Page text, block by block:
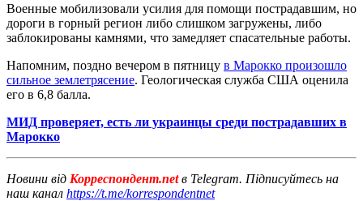
Военные мобилизовали усилия для помощи пострадавшим, но
дороги в горный регион либо слишком загружены, либо
заблокированы камнями, что замедляет спасательные работы.
Напомним, поздно вечером в пятницу в Марокко произошло
сильное землетрясение. Геологическая служба США оценила
его в 6,8 балла.
МИД проверяет, есть ли украинцы среди пострадавших в
Марокко
Новини від Корреспондент.netв Telegram. Підписуйтесь на
наш канал https://t.me/korrespondentnet